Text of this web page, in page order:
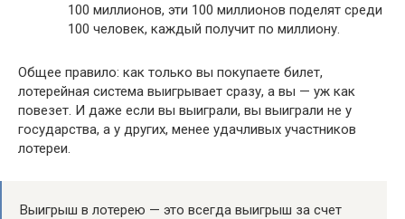
100 миллионов, эти 100 миллионов поделят среди
100 человек, каждый получит по миллиону.
Общее правило: как только вы покупаете билет,
лотерейная система выигрывает сразу, а вы — уж как
повезет. И даже если вы выиграли, вы выиграли не у
государства, а у других, менее удачливых участников
лотереи.
Выигрыш в лотерею — это всегда выигрыш за счет